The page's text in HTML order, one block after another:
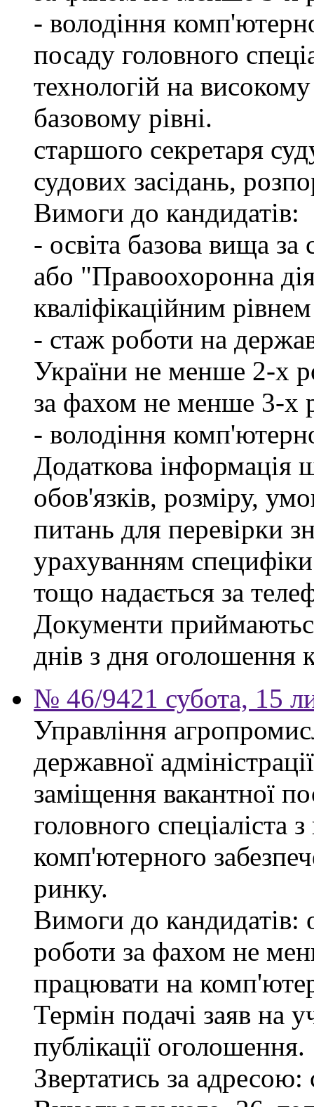
- володіння
посаду головного
технологій на
базовому рівні.
старшого секретаря
судових засідань,
Вимоги до кандидатів:
- освіта базова вища
або "Правоохоронна
кваліфікаційним
- стаж роботи на
України не менше 2-х
за фахом не менше 3-х
- володіння
Додаткова інформація
обов'язків, розміру,
питань для перевірки
урахуванням
тощо надається за
Документи
днів з дня оголошення
№ 46/9421 субота, 15
Управління
державної
заміщення вакантної
головного спеціаліста
комп'ютерного
ринку.
Вимоги до
роботи за фахом не
працювати на
Термін подачі заяв на
публікації оголошення.
Звертатись за